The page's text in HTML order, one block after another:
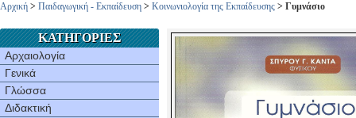
Αρχική > Παιδαγωγική - Εκπαίδευση > Κοινωνιολογία της Εκπαίδευσης > Γυμνάσιο
ΚΑΤΗΓΟΡΙΕΣ
Αρχαιολογία
Γενικά
Γλώσσα
Διδακτική